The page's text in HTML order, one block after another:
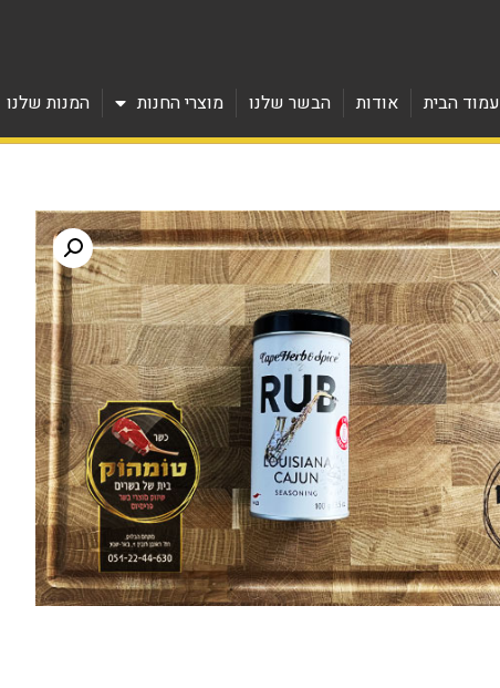
עמוד הבית אודות הבשר שלנו מוצרי החנות המנות שלנו